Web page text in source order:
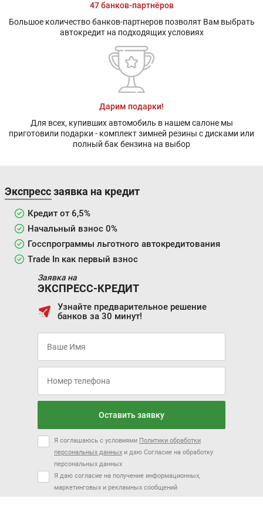
47 банков-партнёров
Большое количество банков-партнеров позволят Вам выбрать
автокредит на подходящих условиях
Дарим подарки!
Для всех, купивших автомобиль в нашем салоне мы
приготовили подарки - комплект зимней резины с дисками или
полный бак бензина на выбор
Экспресс заявка на кредит
Кредит от 6,5%
Начальный взнос 0%
Госспрограммы льготного автокредитования
Trade In как первый взнос
Заявка на
ЭКСПРЕСС-КРЕДИТ
Узнайте предварительное решение
банков за 30 минут!
Оставить заявку
Я соглашаюсь с условиями Политики обработки
персональных данных и даю Согласие на обработку
персональных данных
Я даю согласие на получение информационных,
маркетинговых и рекламных сообщений